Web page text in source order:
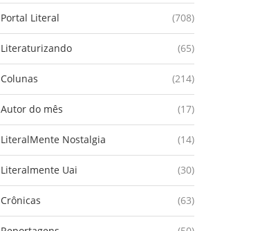
Portal Literal (708)
Literaturizando (65)
Colunas (214)
Autor do mês (17)
LiteralMente Nostalgia (14)
Literalmente Uai (30)
Crônicas (63)